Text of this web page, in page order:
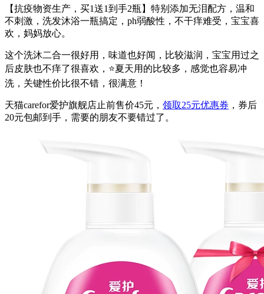
【抗疫物资生产，买1送1到手2瓶】特别添加无泪配方，温和
不刺激，洗发沐浴一瓶搞定，ph弱酸性，不干痒难受，宝宝喜
欢，妈妈放心。
这个洗沐二合一很好用，味道也好闻，比较滋润，宝宝用过之
后皮肤也不痒了很喜欢，⭐夏天用的比较多，感觉也容易冲
洗，关键性价比很不错，很满意！
天猫carefor爱护旗舰店止前售价45元， 领取25元优惠券 ，券后
20元包邮到手，需要的朋友不要错过了。